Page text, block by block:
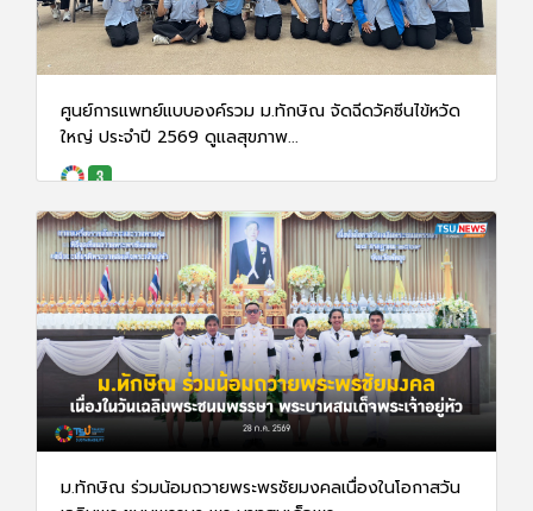
ศูนย์การแพทย์แบบองค์รวม ม.ทักษิณ จัดฉีดวัคซีนไข้หวัด
ใหญ่ ประจำปี 2569 ดูแลสุขภาพ...
29 ก.ค. 69 78
ม.ทักษิณ ร่วมน้อมถวายพระพรชัยมงคลเนื่องในโอกาสวัน